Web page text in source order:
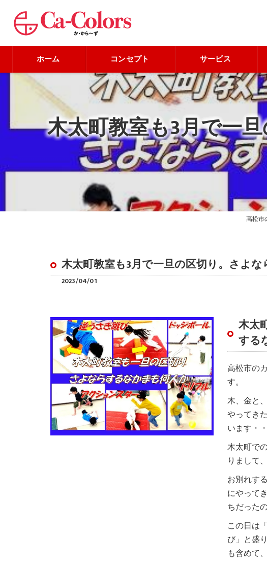
ホーム コンセプト サービス
木太町教室も3月で一
高松市
木太町教室も3月で一旦の区切り。さよ
2023/04/01
木太
する
高松市の
す。
木、金と
やってき
います・
木太町で
りまして
お別れす
にやって
ちだった
この日は
び」と盛
も含めて